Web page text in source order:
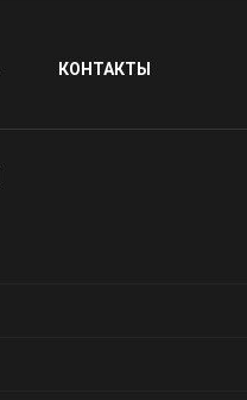
КОНТАКТЫ